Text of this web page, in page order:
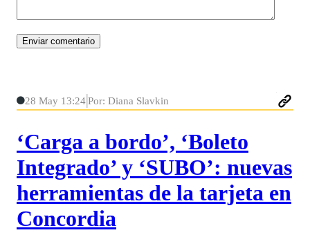
28 May 13:24Por: Diana Slavkin
‘Carga a bordo’, ‘Boleto
Integrado’ y ‘SUBO’: nuevas
herramientas de la tarjeta en
Concordia